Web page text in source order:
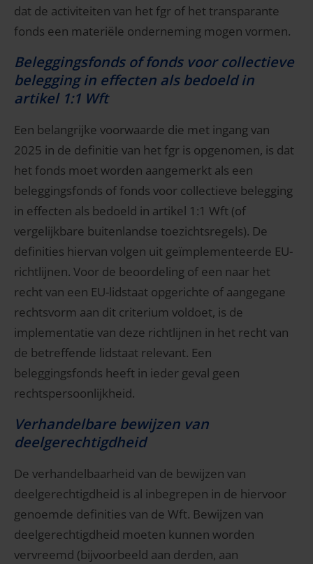
dat de activiteiten van het fgr of het transparante
fonds een materiële onderneming mogen vormen.
Beleggingsfonds of fonds voor collectieve
belegging in effecten als bedoeld in
artikel 1:1 Wft
Een belangrijke voorwaarde die met ingang van
2025 in de definitie van het fgr is opgenomen, is dat
het fonds moet worden aangemerkt als een
beleggingsfonds of fonds voor collectieve belegging
in effecten als bedoeld in artikel 1:1 Wft (of
vergelijkbare buitenlandse toezichtsregels). De
definities hiervan volgen uit geïmplementeerde EU-
richtlijnen. Voor de beoordeling of een naar het
recht van een EU-lidstaat opgerichte of aangegane
rechtsvorm aan dit criterium voldoet, is de
implementatie van deze richtlijnen in het recht van
de betreffende lidstaat relevant. Een
beleggingsfonds heeft in ieder geval geen
rechtspersoonlijkheid.
Verhandelbare bewijzen van
deelgerechtigdheid
De verhandelbaarheid van de bewijzen van
deelgerechtigdheid is al inbegrepen in de hiervoor
genoemde definities van de Wft. Bewijzen van
deelgerechtigdheid moeten kunnen worden
vervreemd (bijvoorbeeld aan derden, aan